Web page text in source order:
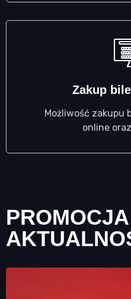
Zakup
Możliwość zakupu
online